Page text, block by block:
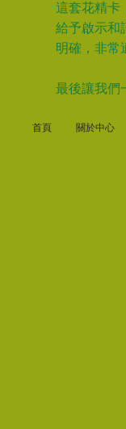
這套花精卡
給予啟示和
明確，非常
最後讓我們
首頁 關於中心